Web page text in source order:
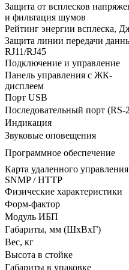
Защита от всплесков
и фильтация шумов
Рейтинг энергии всплеска,
Защита линии передачи
RJ11/RJ45
Подключение и управление
Панель управления с ЖК-
дисплеем
Порт USB
Последовательный порт (RS-
Индикация
Звуковые оповещения
Программное обеспечение
Карта удаленного управления
SNMP / HTTP
Физические характеристики
Форм-фактор
Модуль ИБП
Габариты, мм (ШxВxГ)
Вес, кг
Высота в стойке
Габариты в упаковке